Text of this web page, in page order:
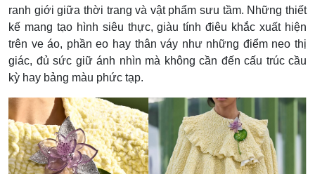
ranh giới giữa thời trang và vật phẩm sưu tầm. Những thiết
kế mang tạo hình siêu thực, giàu tính điêu khắc xuất hiện
trên ve áo, phần eo hay thân váy như những điểm neo thị
giác, đủ sức giữ ánh nhìn mà không cần đến cấu trúc cầu
kỳ hay bảng màu phức tạp.